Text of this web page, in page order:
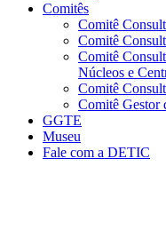
Comitês
Comitê
Comitê
Comitê
Núcleos e
Comitê
Comitê Gestor
GGTE
Museu
Fale com a DETIC